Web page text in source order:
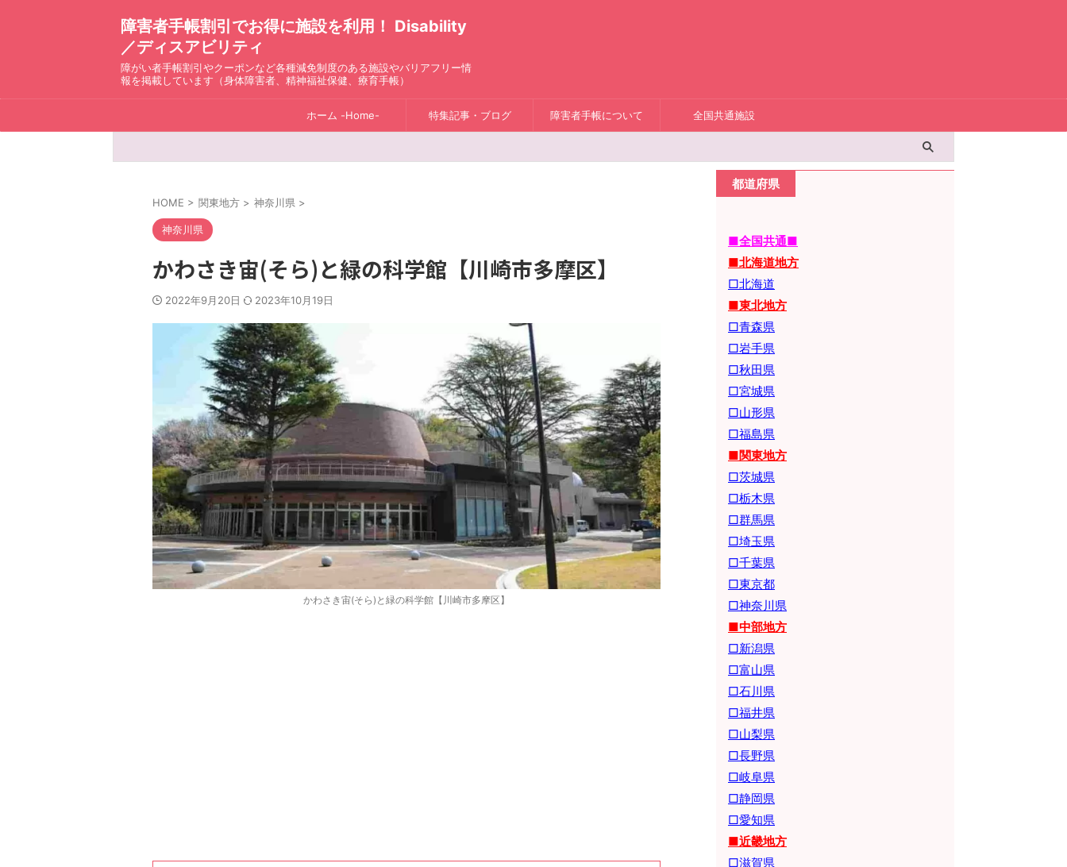
障害者手帳割引でお得に施設を利用！ Disability
／ディスアビリティ
障がい者手帳割引やクーポンなど各種減免制度のある施設やバリアフリー情
報を掲載しています（身体障害者、精神福祉保健、療育手帳）
ホーム -Home- 特集記事・ブログ 障害者手帳について 全国共通施設
HOME > 関東地方 > 神奈川県 >
神奈川県
かわさき宙(そら)と緑の科学館【川崎市多摩区】
2022年9月20日 2023年10月19日
かわさき宙(そら)と緑の科学館【川崎市多摩区】
都道府県
■全国共通■
■北海道地方
□北海道
■東北地方
□青森県
□岩手県
□秋田県
□宮城県
□山形県
□福島県
■関東地方
□茨城県
□栃木県
□群馬県
□埼玉県
□千葉県
□東京都
□神奈川県
■中部地方
□新潟県
□富山県
□石川県
□福井県
□山梨県
□長野県
□岐阜県
□静岡県
□愛知県
■近畿地方
□滋賀県